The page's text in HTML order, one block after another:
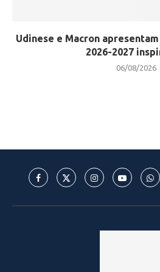
Udinese e Macron
2026-2027
06/08/2026